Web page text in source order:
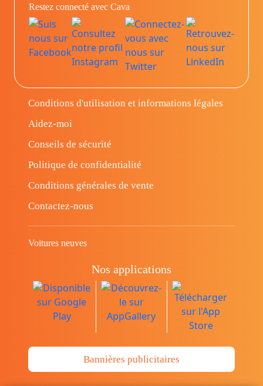
Restez connecté avec Cava
Conditions d'utilisation et informations légales
Aidez-moi
Conseils de sécurité
Politique de confidentialité
Conditions générales de vente
Contactez-nous
Voitures neuves
Nos applications
Bannières publicitaires